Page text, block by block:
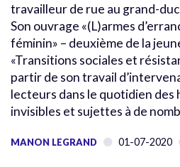
travailleur de rue au grand-
Son ouvrage «(L)armes
féminin» – deuxième de la
«Transitions sociales et
partir de son travail
lecteurs dans le quotidien des
invisibles et sujettes à de
MANON LEGRAND 01-07-2020